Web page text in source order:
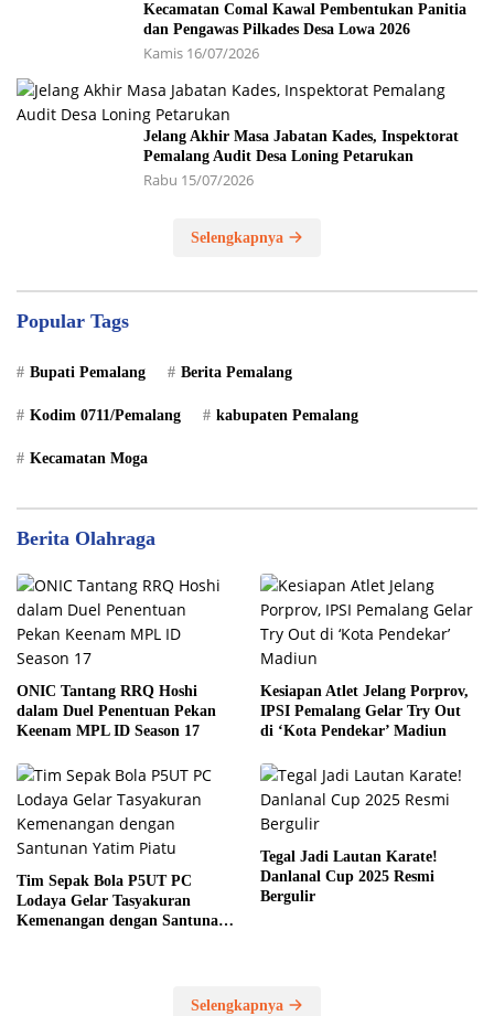
Kecamatan Comal Kawal Pembentukan Panitia
dan Pengawas Pilkades Desa Lowa 2026
Kamis 16/07/2026
Jelang Akhir Masa Jabatan Kades, Inspektorat
Pemalang Audit Desa Loning Petarukan
Rabu 15/07/2026
Selengkapnya
Popular Tags
Bupati Pemalang Berita Pemalang
Kodim 0711/Pemalang kabupaten Pemalang
Kecamatan Moga
Berita Olahraga
ONIC Tantang RRQ Hoshi
dalam Duel Penentuan Pekan
Keenam MPL ID Season 17
Kesiapan Atlet Jelang Porprov,
IPSI Pemalang Gelar Try Out
di ‘Kota Pendekar’ Madiun
Tim Sepak Bola P5UT PC
Lodaya Gelar Tasyakuran
Kemenangan dengan Santunan
Tegal Jadi Lautan Karate!
Danlanal Cup 2025 Resmi
Bergulir
Selengkapnya